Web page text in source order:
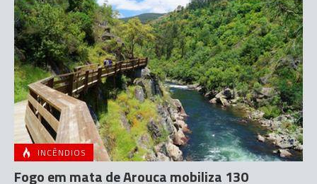
INCÊNDIOS
Fogo em mata de Arouca mobiliza 130